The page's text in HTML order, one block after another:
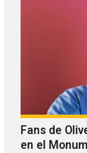
mezcla de
Fans de
en el